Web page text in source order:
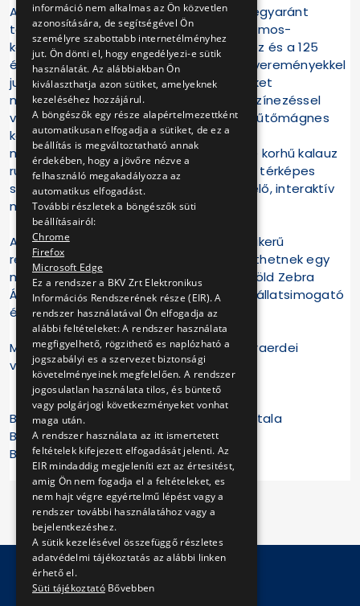
A rendezvényen gyerekek és felnőttek egyaránt
találnak szórakoztató programot. A villamos-
közlekedéshez, környezettudatossághoz és a 125
éves évfordulóhoz kapcsolódó kvízen nyereményekkel
jutalmazzuk a helyes válaszokat. A kicsiket
múzeumpedagógiai foglalkozással és színezéssel
várjuk. Lehetőség lesz papírmakett és hűtőmágnes
készítésére, óriás puzzle kirakására,
memóriatesztelésre, fényképezkedésre korhű kalauz
ruhákban, kismotorozásra vonalhálózati térképes
szőnyegen és egy Ikarus buszban levő élő, interaktív
mini-világ kiállítás megtekintésére.
A látogatók ízelítőt kaphatnak a nagy sikerű
retroplakát kiállításból, illetve megtekinthetnek egy
makett- és egy szakmai kiállítást is. A Zöld Zebra
Állatmenhely Alapítvány jóvoltából lesz állatsimogató
és örökbefogadási lehetőség is.
Mindenkit szeretettel várunk a IV. Kamaraerdei
villamosnapon!
Budapest Főváros Főpolgármesteri Hivatala
Budapesti Közlekedési Központ
BKV Zrt.
információ nem alkalmas az Ön közvetlen
azonosítására, de segítségével Ön
személyre szabottabb internetélményhez
jut. Ön dönti el, hogy engedélyezi-e sütik
használatát. Az alábbiakban Ön
kiválaszthatja azon sütiket, amelyeknek
kezeléséhez hozzájárul.
A böngészők egy része alapértelmezettként
automatikusan elfogadja a sütiket, de ez a
beállítás is megváltoztatható annak
érdekében, hogy a jövőre nézve a
felhasználó megakadályozza az
automatikus elfogadást.
További részletek a böngészők süti
beállításairól:
Chrome
Firefox
Microsoft Edge
Ez a rendszer a BKV Zrt Elektronikus
Információs Rendszerének része (EIR). A
rendszer használatával Ön elfogadja az
alábbi feltételeket: A rendszer használata
megfigyelhető, rögzithető es naplózható a
jogszabályi es a szervezet biztonsági
követelményeinek megfelelően. A rendszer
jogosulatlan használata tilos, és büntető
vagy polgárjogi következményeket vonhat
maga után.
A rendszer használata az itt ismertetett
feltételek kifejezett elfogadását jelenti. Az
EIR mindaddig megjeleníti ezt az értesitést,
amig Ön nem fogadja el a feltételeket, es
nem hajt végre egyértelmű lépést vagy a
rendszer további használatához vagy a
bejelentkezéshez.
A sütik kezelésével összefüggő részletes
adatvédelmi tájékoztatás az alábbi linken
érhető el.
Süti tájékoztató Bővebben